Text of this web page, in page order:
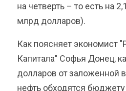
на четверть – то есть на
млрд долларов).
Как поясняет экономист
Капитала" Софья Донец,
долларов от заложенной
нефть обходятся